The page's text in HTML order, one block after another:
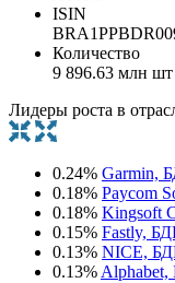
ISIN
Количество
9 896.63 млн шт
Лидеры роста в
0.24% Garmin,
0.18% Paycom
0.18% Kingsoft
0.15% Fastly,
0.13% NICE,
0.13%Alphabet,